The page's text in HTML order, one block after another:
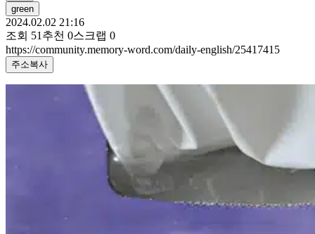
green
2024.02.02 21:16
조회 51 추천 0스크랩 0
https://community.memory-word.com/daily-english/25417415
주소복사